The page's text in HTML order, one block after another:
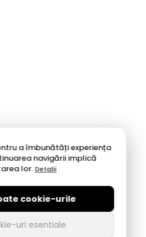
a îmbunătăți experiența
navigării implică
lor.Detalii
cookie-urile
uri esentiale